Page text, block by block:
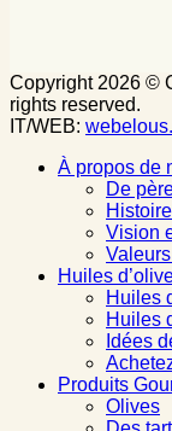
Copyright 2026 ©
rights reserved.
IT/WEB:
À propos de
De
Vision
Huiles
Huiles
Huiles
Idées
Produits
Olives